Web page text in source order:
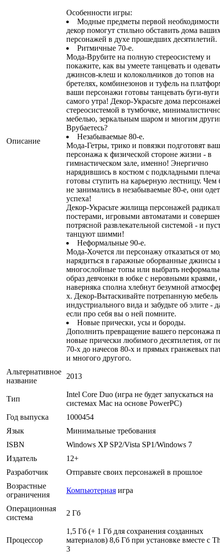
Описание
Особенности игры:
Модные предметы первой
декор помогут стильно обставить дома
персонажей в духе прошедших десятилетий.
Ритмичные 70-е.
Мода-Врубите на полную стереосистему и
покажите, как вы умеете танцевать и
джинсов-клеш и колокольчиков до топов на
бретелях, комбинезонов и туфель на
ваши персонажи готовы танцевать буги-
самого утра! Декор-Украсьте дома
стереосистемой в тумбочке,
мебелью, зеркальным шаром и многим
Врубаетесь?
Незабываемые 80-е.
Мода-Гетры, трико и повязки подготовят
персонажа к физической стороне жизни - в
гимнастическом зале, именно! Энергично
нарядившись в костюм с подкладными
готовы ступить на карьерную лестницу.
не занимались в незабываемые 80-е, они
успеха!
Декор-Украсьте жилища персонажей
постерами, игровыми автоматами и
потрясной развлекательной системой - и
танцуют шимми!
Неформальные 90-е.
Мода-Хочется ли персонажу отказаться от
нарядиться в гаражные оборванные джинсы
многослойные топы или выбрать
образ девчонки в юбке с неровными краями,
наверняка сполна хлебнут безумной
х. Декор-Вытаскивайте потрепанную мебель
индустриального вида и забудьте об элите -
если про себя вы о ней помните.
Новые прически, усы и бороды.
Дополнить превращение вашего персонажа
новые прически любимого десятилетия, от
70-х до начесов 80-х и прямых гранжевых
и многого другого.
Альтернативное
название
2013
Тип
Intel Core Duo (игра не будет запускаться на
системах Мас на основе PowerPC)
Год выпуска
1000454
Язык
Минимальные требования
ISBN
Windows XP SP2/Vista SP1/Windows 7
Издатель
12+
Разработчик
Отправьте своих персонажей в прошлое
Возрастные
ограничения
Компьютерная игра
Операционная
система
2 Гб
Процессор
1,5 Гб (+ 1 Гб для сохранения созданных
материалов) 8,6 Гб при установке вместе с
3